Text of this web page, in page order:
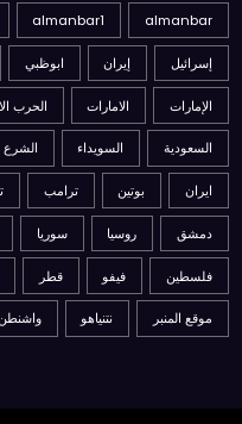
almanbar
almanbar1
إسرائيل إيران ابوظبي
الإمارات الامارات الحرب
السعودية السويداء الشرع
ايران بوتين ترامب
دمشق روسيا سوريا
فلسطين فيفو قطر
موقع المنبر نتنياهو